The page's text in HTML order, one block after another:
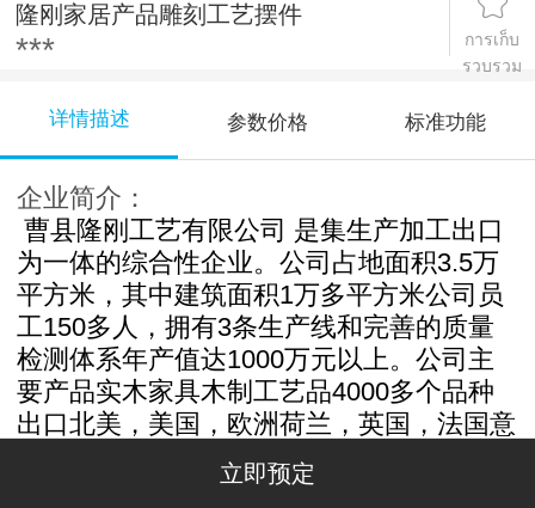
隆刚家居产品雕刻工艺摆件
การเก็บ
รวบรวม
***
详情描述 参数价格 标准功能
企业简介：
曹县隆刚工艺有限公司 是集生产加工出口
为一体的综合性企业。公司占地面积3.5万
平方米，其中建筑面积1万多平方米公司员
工150多人，拥有3条生产线和完善的质量
检测体系年产值达1000万元以上。公司主
要产品实木家具木制工艺品4000多个品种
出口北美，美国，欧洲荷兰，英国，法国意
大利等多个国家和地区国内市场。产品款式
新颖，做工精细。 本公司有多年从事于中
立即预定